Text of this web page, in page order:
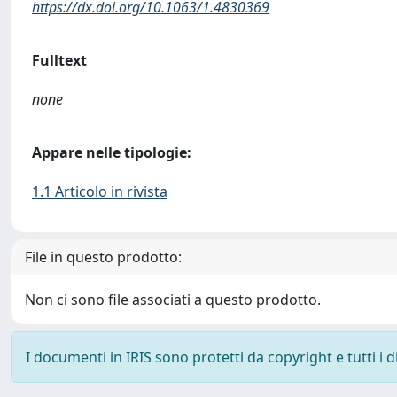
https://dx.doi.org/10.1063/1.4830369
Fulltext
none
Appare nelle tipologie:
1.1 Articolo in rivista
File in questo prodotto:
Non ci sono file associati a questo prodotto.
I documenti in IRIS sono protetti da copyright e tutti i